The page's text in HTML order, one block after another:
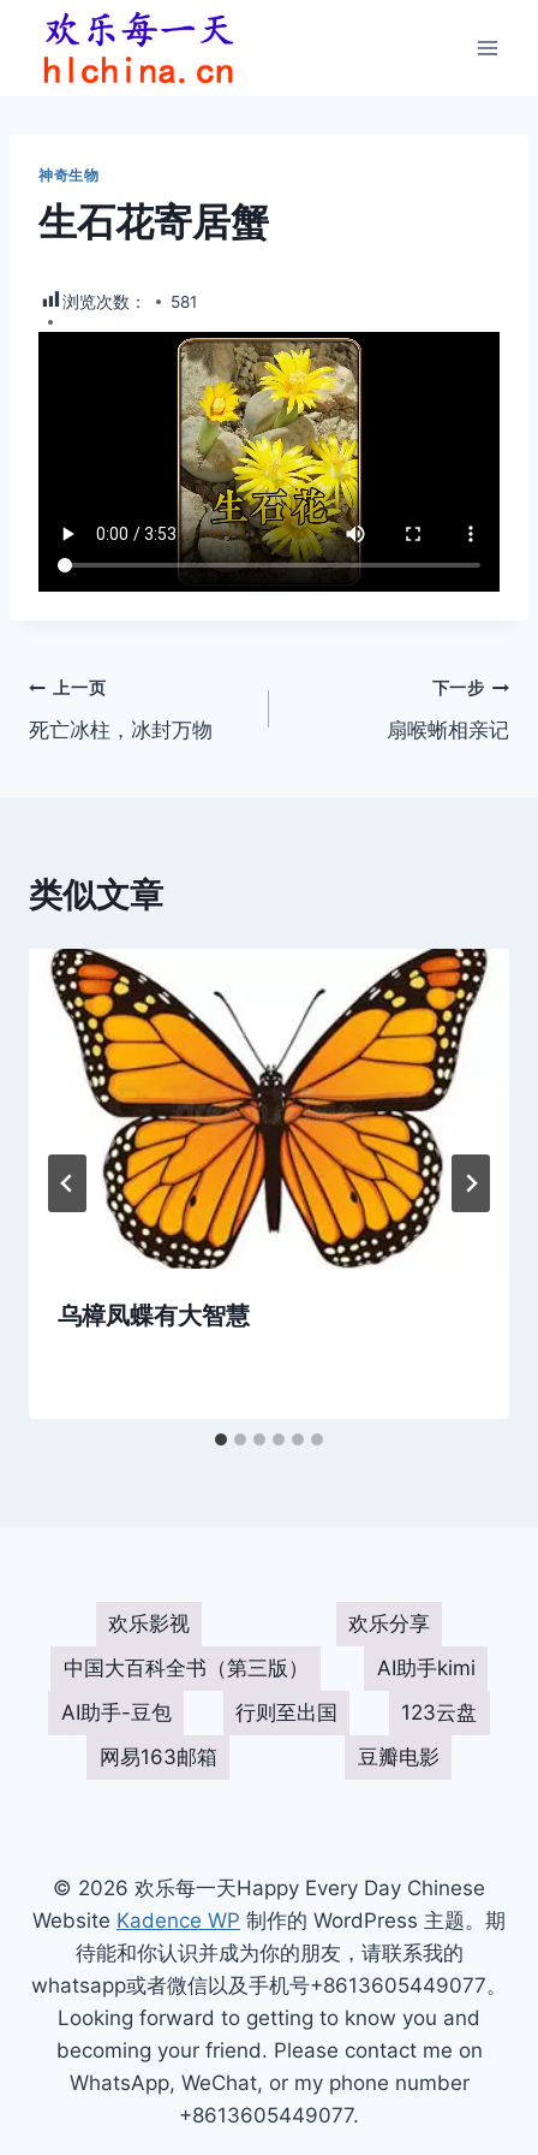
神奇生物
生石花寄居蟹
浏览次数： 581
文
章
上一页
死亡冰柱，冰封万物
下一步
扇喉蜥相亲记
类似文章
乌樟凤蝶有大智慧
欢乐影视
欢乐分享
中国大百科全书（第三版）
AI助手kimi
AI助手-豆包
行则至出国
123云盘
网易163邮箱
豆瓣电影
© 2026 欢乐每一天Happy Every Day Chinese
Website Kadence WP 制作的 WordPress 主题。期
待能和你认识并成为你的朋友，请联系我的
whatsapp或者微信以及手机号+8613605449077。
Looking forward to getting to know you and
becoming your friend. Please contact me on
WhatsApp, WeChat, or my phone number
+8613605449077.